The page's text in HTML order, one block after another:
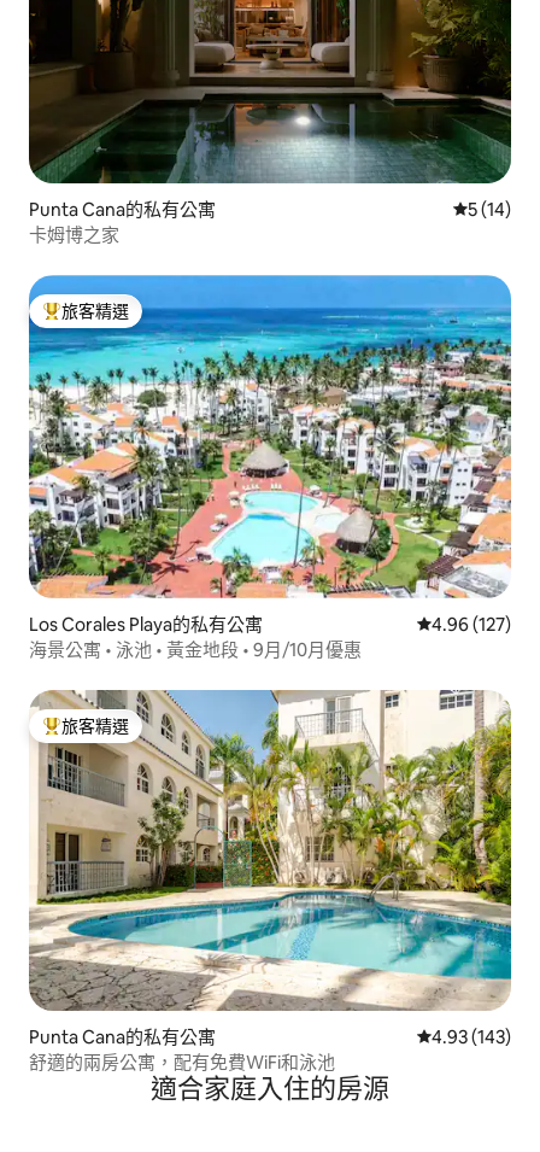
Punta Cana的私有公寓 從 14 則
5 (14)
卡姆博之家
旅客精選榜首
旅客精選
Los Corales Playa的私有公寓 從 127 則評價
4.96 (127)
海景公寓 • 泳池 • 黃金地段 • 9月/10月優惠
旅客精選榜首
旅客精選
Punta Cana的私有公寓 從 143 則評價
4.93 (143)
舒適的兩房公寓，配有免費WiFi和泳池
適合家庭入住的房源